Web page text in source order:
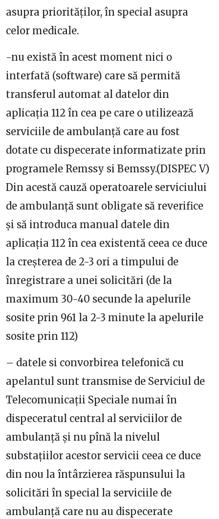
asupra priorităţilor, în special asupra
celor medicale.
-nu există în acest moment nici o
interfată (software) care să permită
transferul automat al datelor din
aplicaţia 112 în cea pe care o utilizează
serviciile de ambulanţă care au fost
dotate cu dispecerate informatizate prin
programele Remssy si Bemssy.(DISPEC V)
Din acestă cauză operatoarele serviciului
de ambulanţă sunt obligate să reverifice
şi să introduca manual datele din
aplicaţia 112 în cea existentă ceea ce duce
la creşterea de 2-3 ori a timpului de
înregistrare a unei solicitări (de la
maximum 30-40 secunde la apelurile
sosite prin 961 la 2-3 minute la apelurile
sosite prin 112)
– datele si convorbirea telefonică cu
apelantul sunt transmise de Serviciul de
Telecomunicaţii Speciale numai în
dispeceratul central al serviciilor de
ambulanţă şi nu pînă la nivelul
substaţiilor acestor servicii ceea ce duce
din nou la întârzierea răspunsului la
solicitări în special la serviciile de
ambulanţă care nu au dispecerate